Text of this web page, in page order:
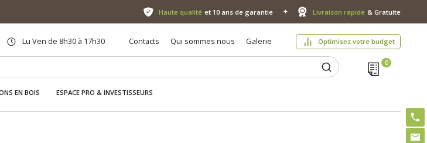
Haute qualité et 10 ans de garantie Livraison rapide & Gratuite
Lu Ven de 8h30 à 17h30 Contacts Qui sommes nous Galerie Optimisez votre budget
EN BOIS ESPACE PRO & INVESTISSEURS